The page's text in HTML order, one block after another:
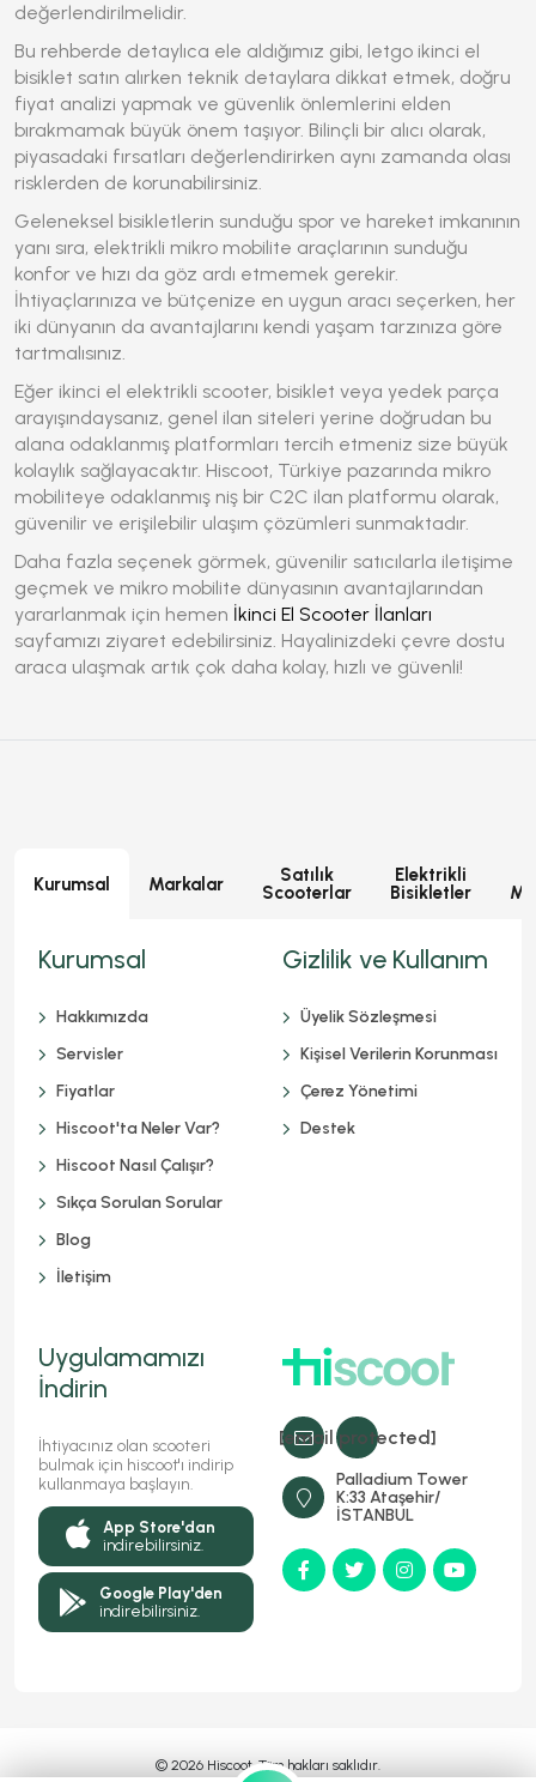
değerlendirilmelidir.
Bu rehberde detaylıca ele aldığımız gibi, letgo ikinci el
bisiklet satın alırken teknik detaylara dikkat etmek, doğru
fiyat analizi yapmak ve güvenlik önlemlerini elden
bırakmamak büyük önem taşıyor. Bilinçli bir alıcı olarak,
piyasadaki fırsatları değerlendirirken aynı zamanda olası
risklerden de korunabilirsiniz.
Geleneksel bisikletlerin sunduğu spor ve hareket imkanının
yanı sıra, elektrikli mikro mobilite araçlarının sunduğu
konfor ve hızı da göz ardı etmemek gerekir.
İhtiyaçlarınıza ve bütçenize en uygun aracı seçerken, her
iki dünyanın da avantajlarını kendi yaşam tarzınıza göre
tartmalısınız.
Eğer ikinci el elektrikli scooter, bisiklet veya yedek parça
arayışındaysanız, genel ilan siteleri yerine doğrudan bu
alana odaklanmış platformları tercih etmeniz size büyük
kolaylık sağlayacaktır. Hiscoot, Türkiye pazarında mikro
mobiliteye odaklanmış niş bir C2C ilan platformu olarak,
güvenilir ve erişilebilir ulaşım çözümleri sunmaktadır.
Daha fazla seçenek görmek, güvenilir satıcılarla iletişime
geçmek ve mikro mobilite dünyasının avantajlarından
yararlanmak için hemen İkinci El Scooter İlanları
sayfamızı ziyaret edebilirsiniz. Hayalinizdeki çevre dostu
araca ulaşmak artık çok daha kolay, hızlı ve güvenli!
Kurumsal Markalar
Satılık
Scooterlar
Elektrikli
Bisikletler
[email protected]
Palladium Tower
K:33 Ataşehir/
İSTANBUL
Kurumsal
Hakkımızda
Servisler
Fiyatlar
Hiscoot'ta Neler Var?
Hiscoot Nasıl Çalışır?
Sıkça Sorulan Sorular
Blog
İletişim
Gizlilik ve Kullanım
Üyelik Sözleşmesi
Kişisel Verilerin Korunması
Çerez Yönetimi
Destek
Uygulamamızı
İndirin
İhtiyacınız olan scooteri
bulmak için hiscoot'ı indirip
kullanmaya başlayın.
App Store'dan
indirebilirsiniz.
Google Play'den
indirebilirsiniz.
© 2026 Hiscoot, Tüm hakları saklıdır.